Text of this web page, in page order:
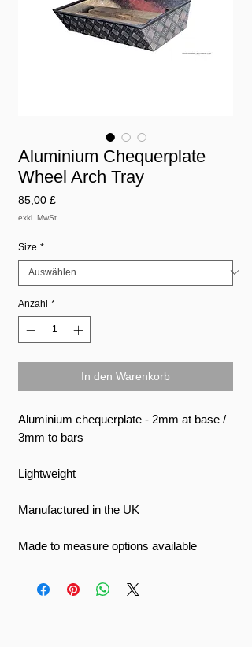
Aluminium Chequerplate
Wheel Arch Tray
85,00 £
exkl. MwSt.
Size *
Anzahl *
In den Warenkorb
Aluminium chequerplate - 2mm at base /
3mm to bars
Lightweight
Manufactured in the UK
Made to measure options available